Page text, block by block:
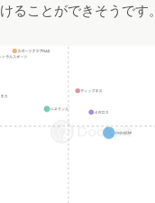
ることができそうです。